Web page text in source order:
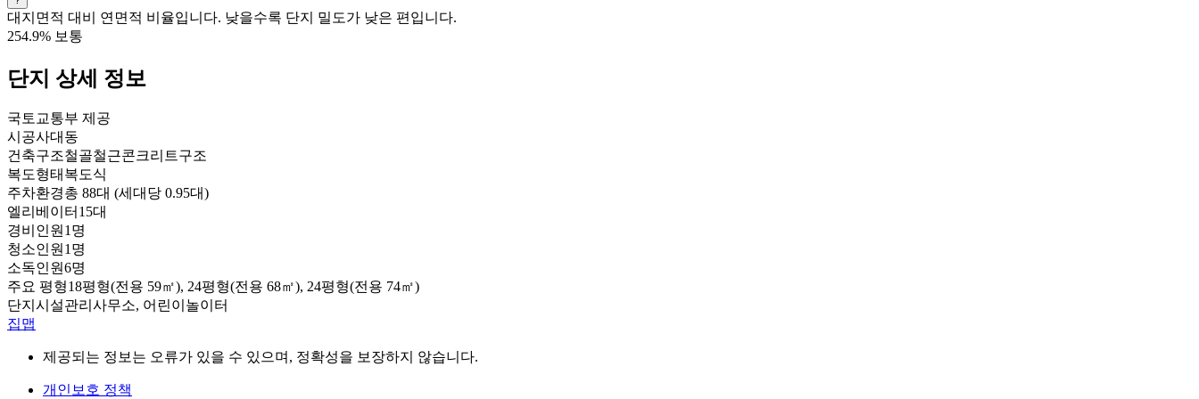
대지면적 대비 연면적 비율입니다. 낮을수록 단지 밀도가 낮은 편입니다.
254.9% 보통
단지 상세 정보
국토교통부 제공
시공사대동
건축구조철골철근콘크리트구조
복도형태 복도식
주차환경총 88대 (세대당 0.95대)
엘리베이터 15대
경비인원1명
청소인원1명
소독인원6명
주요 평형18평형(전용 59㎡), 24평형(전용 68㎡), 24평형(전용 74㎡)
단지시설관리사무소, 어린이놀이터
집맵
제공되는 정보는 오류가 있을 수 있으며, 정확성을 보장하지 않습니다.
개인보호 정책